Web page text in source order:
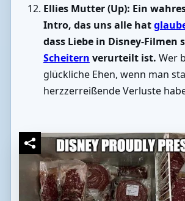
Ellies Mutter (Up): Ein
Intro, das uns alle hat
dass Liebe in Disney-Filmen
Scheitern verurteilt ist. Wer
glückliche Ehen, wenn man
herzzerreißende Verluste